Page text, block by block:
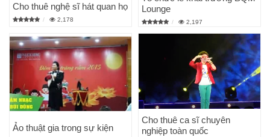
Cho thuê nghệ sĩ hát quan họ
2,178
Lounge
2,197
Ảo thuật gia trong sự kiện
Cho thuê ca sĩ chuyên
nghiệp toàn quốc